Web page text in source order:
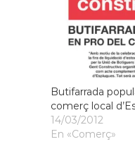
Butifarrada
comerç local
14/03/2012
En «Comerç»